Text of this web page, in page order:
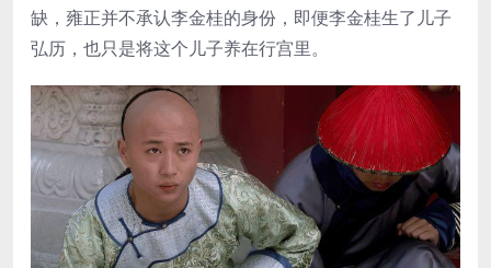
缺，雍正并不承认李金桂的身份，即便李金桂生了儿子
弘历，也只是将这个儿子养在行宫里。